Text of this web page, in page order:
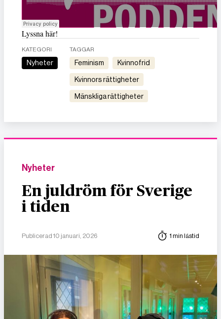
Lyssna här!
KATEGORI
Nyheter
TAGGAR
feminism kvinnofrid
kvinnors rättigheter
mänskliga rättigheter
Nyheter
En juldröm för Sverige
i tiden
Publicerad 10 januari, 2026 1 min lästid